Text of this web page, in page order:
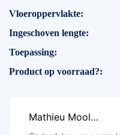
Vloeroppervlakte
Ingeschoven lengte
Toepassing
Product op voorraad?